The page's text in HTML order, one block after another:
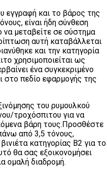
εγγραφή και το βάρος της
είναι ήδη σύνθεση
να μεταβείτε σε σύστημα
αυτή καταβάλλεται
και την κατηγορία
χρησιμοποιείται ως
ένα συγκεκριμένο
στο πεδίο εφαρμογής της
του ρυμουλκού
τροχόσπιτου για να
βάρη τους.Προσθέστε
από 3,5 τόνους,
κατηγορίας Β2 για το
θα σας εξοικονομήσει
ομαλή διαδρομή.